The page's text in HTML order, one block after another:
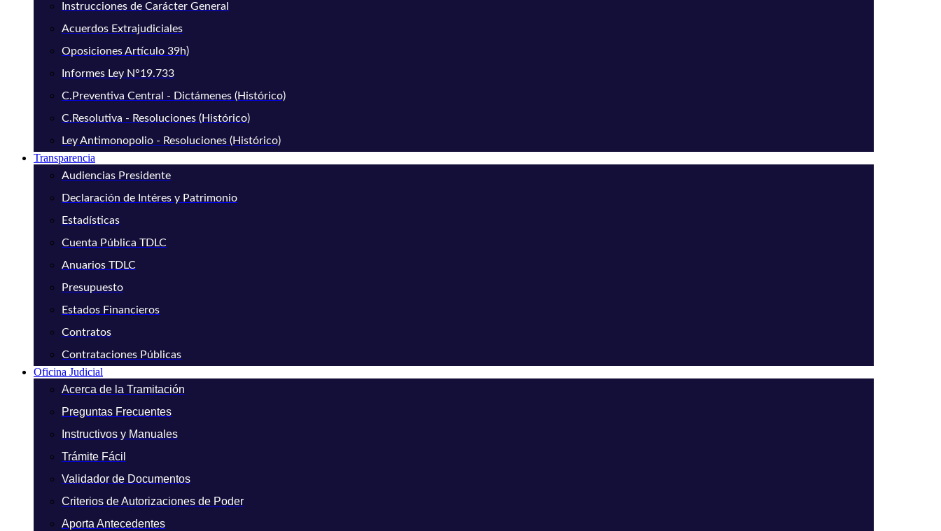
Instrucciones de Carácter General
Acuerdos Extrajudiciales
Oposiciones Artículo 39h)
Informes Ley N°19.733
C.Preventiva Central - Dictámenes (Histórico)
C.Resolutiva - Resoluciones (Histórico)
Ley Antimonopolio - Resoluciones (Histórico)
Transparencia
Audiencias Presidente
Declaración de Intéres y Patrimonio
Estadísticas
Cuenta Pública TDLC
Anuarios TDLC
Presupuesto
Estados Financieros
Contratos
Contrataciones Públicas
Oficina Judicial
Acerca de la Tramitación
Preguntas Frecuentes
Instructivos y Manuales
Trámite Fácil
Validador de Documentos
Criterios de Autorizaciones de Poder
Aporta Antecedentes